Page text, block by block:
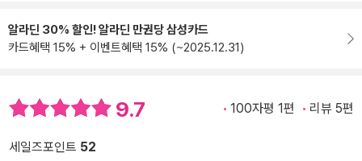
알라딘 30% 할인! 알라딘 만권당 삼성카드
카드혜택 15% + 이벤트혜택 15% (~2025.12.31)
9.7 100자평 1편 리뷰 5편
세일즈포인트 52